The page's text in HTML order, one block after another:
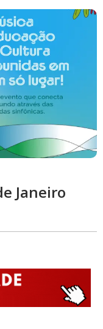
Janeiro